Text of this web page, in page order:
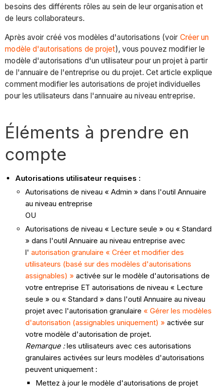
besoins des différents rôles au sein de leur organisation et
de leurs collaborateurs.
Après avoir créé vos modèles d'autorisations (voir Créer un
modèle d'autorisations de projet), vous pouvez modifier le
modèle d'autorisations d'un utilisateur pour un projet à partir
de l'annuaire de l'entreprise ou du projet. Cet article explique
comment modifier les autorisations de projet individuelles
pour les utilisateurs dans l'annuaire au niveau entreprise.
Éléments à prendre en
compte
Autorisations utilisateur requises :
Autorisations de niveau « Admin » dans l'outil Annuaire
au niveau entreprise
OU
Autorisations de niveau « Lecture seule » ou « Standard
» dans l'outil Annuaire au niveau entreprise avec
l'autorisation granulaire « Créer et modifier des
utilisateurs (basé sur des modèles d'autorisations
assignables) »activée sur le modèle d'autorisations de
votre entreprise ET autorisations de niveau « Lecture
seule » ou « Standard » dans l'outil Annuaire au niveau
projet avec l'autorisation granulaire « Gérer les modèles
d'autorisation (assignables uniquement) » activée sur
votre modèle d'autorisation de projet.
Remarque :les utilisateurs avec ces autorisations
granulaires activées sur leurs modèles d'autorisations
peuvent uniquement :
Mettez à jour le modèle d'autorisations de projet